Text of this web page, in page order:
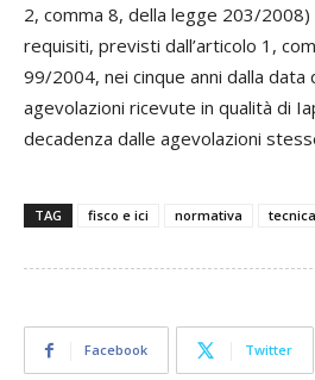
2, comma 8, della legge 203/
requisiti, previsti dall’articolo 1,
99/2004, nei cinque anni dalla data
agevolazioni ricevute in qualità di
decadenza dalle agevolazioni
TAG fisco e ici normativa tecnica
Facebook Twitter